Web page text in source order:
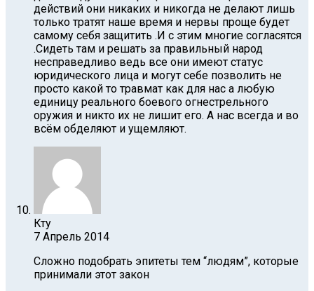
действий они никаких и никогда не делают лишь
только тратят наше время и нервы проще будет
самому себя защитить .И с этим многие согласятся
.Cидеть там и решать за правильный народ
несправедливо ведь все они имеют статус
юридического лица и могут себе позволить не
просто какой то травмат как для нас а любую
единицу реального боевого огнестрельного
оружия и никто их не лишит его. А нас всегда и во
всём обделяют и ущемляют.
Кту
7 Апрель 2014
Сложно подобрать эпитеты тем “людям”, которые
принимали этот закон